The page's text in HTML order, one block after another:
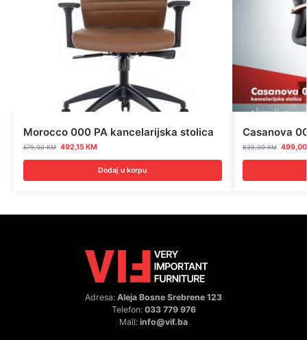
Morocco 000 PA kancelarijska stolica
579,00KM 492,15KM
Dodaj u korpu
Casanova
839,00KM
Adresa: Aleja Bosne Srebrene 123
Telefon: 033 779 976
Mail: info@vif.ba